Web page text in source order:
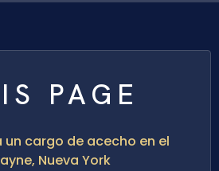
PAGE
un cargo de acecho en el
Nueva York